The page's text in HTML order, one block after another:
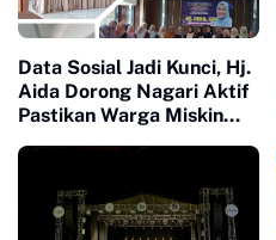
Data Sosial Jadi Kunci, Hj.
Aida Dorong Nagari Aktif
Pastikan Warga Miskin